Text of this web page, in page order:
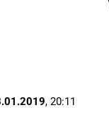
, 20:11